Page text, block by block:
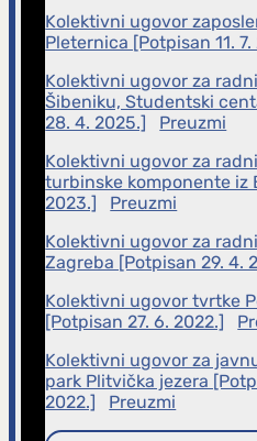
Kolektivni ugovor
Pleternica [Potpisan 11. 7.
Kolektivni ugovor za
Šibeniku, Studentski
28. 4. 2025.]
Preuzmi
Kolektivni ugovor za
turbinske komponente iz
2023.]
Preuzmi
Kolektivni ugovor za
Zagreba [Potpisan 29. 4.
Kolektivni ugovor tvrtke
[Potpisan 27. 6. 2022.]
Kolektivni ugovor za
park Plitvička jezera
2022.]
Preuzmi